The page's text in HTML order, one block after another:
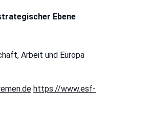
Ebene
Arbeit und Europa
https://www.esf-